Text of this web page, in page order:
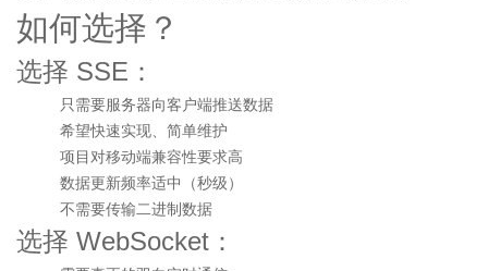
如何选择？
选择 SSE：
只需要服务器向客户端推送数据
希望快速实现、简单维护
项目对移动端兼容性要求高
数据更新频率适中（秒级）
不需要传输二进制数据
选择 WebSocket：